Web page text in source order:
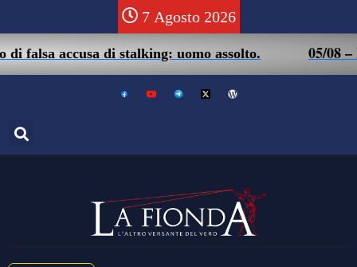
7 Agosto 2026
di stalking: uomo assolto. 05/08 – Friuli.